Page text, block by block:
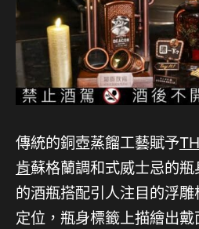
傳統的銅壺蒸餾工藝賦予
肯蘇格蘭調和式威士忌的
的酒瓶搭配引人注目的浮
定位，瓶身標籤上描繪出